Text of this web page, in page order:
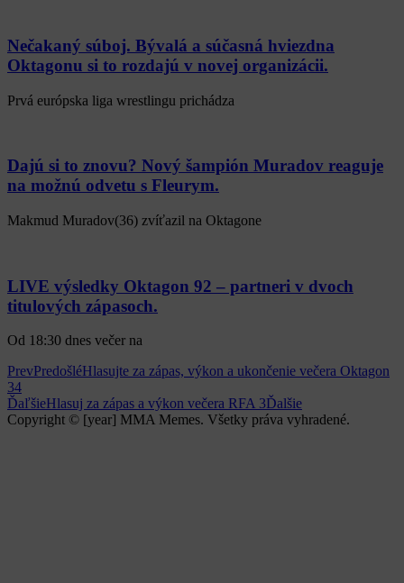
Nečakaný súboj. Bývalá a súčasná hviezdna
Oktagonu si to rozdajú v novej organizácii.
Prvá európska liga wrestlingu prichádza
Dajú si to znovu? Nový šampión Muradov reaguje
na možnú odvetu s Fleurym.
Makmud Muradov(36) zvíťazil na Oktagone
LIVE výsledky Oktagon 92 – partneri v dvoch
titulových zápasoch.
Od 18:30 dnes večer na
PrevPredošléHlasujte za zápas, výkon a ukončenie večera Oktagon
34
ĎaľšieHlasuj za zápas a výkon večera RFA 3Ďalšie
Copyright © [year] MMA Memes. Všetky práva vyhradené.